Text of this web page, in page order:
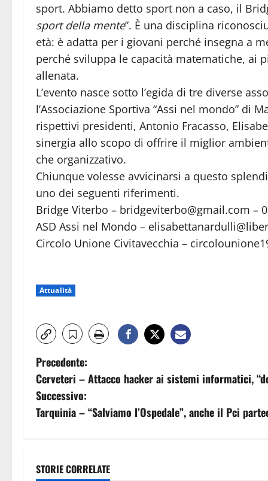
sport. Abbiamo detto sport non a caso, il
sport della mente”. È una disciplina
età: è adatta per i giovani perché insegna a
perché sviluppa le capacità matematiche, ai
allenata.
L’evento nasce sotto l’egida di tre diverse
l’Associazione Sportiva “Assi nel mondo” di
rispettivi presidenti, Antonio Fracasso,
sinergia allo scopo di offrire il miglior
che organizzativo.
Chiunque volesse avvicinarsi a questo
uno dei seguenti riferimenti.
Bridge Viterbo – bridgeviterbo@gmail.com –
ASD Assi nel Mondo –
Circolo Unione Civitavecchia –
Attualità
N
a
v
g
Precedente:
Cerveteri – Attacco hacker ai sistemi informatici,
Successivo:
Tarquinia – “Salviamo l’Ospedale”, anche il Pci
STORIE CORRELATE